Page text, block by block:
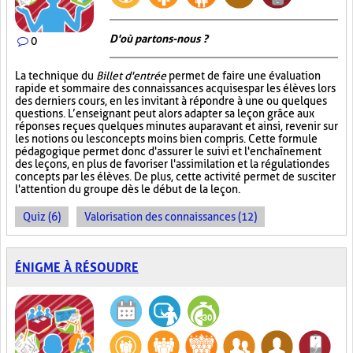
0 D'où partons-nous ?
La technique du Billet d'entréepermet de faire une évaluation
rapide et sommaire des connaissances acquises par les élèves lors
des derniers cours, en les invitant à répondre à une ou quelques
questions. L’enseignant peut alors adapter sa leçon grâce aux
réponses reçues quelques minutes auparavant et ainsi, revenir sur
les notions ou les concepts moins bien compris. Cette formule
pédagogique permet donc d'assurer le suivi et l'enchaînement
des leçons, en plus de favoriser l'assimilation et la régulation des
concepts par les élèves. De plus, cette activité permet de susciter
l'attention du groupe dès le début de la leçon.
Quiz (6) Valorisation des connaissances (12)
ÉNIGME À RÉSOUDRE